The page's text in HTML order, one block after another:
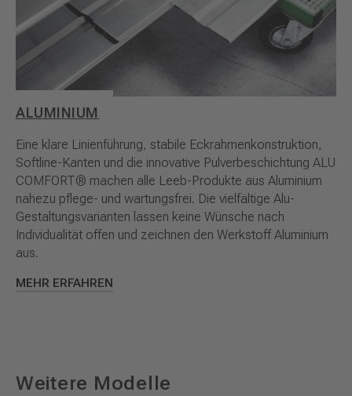
ALUMINIUM
Eine klare Linienführung, stabile Eckrahmenkonstruktion,
Softline-Kanten und die innovative Pulverbeschichtung ALU
COMFORT® machen alle Leeb-Produkte aus Aluminium
nahezu pflege- und wartungsfrei. Die vielfältige Alu-
Gestaltungsvarianten lassen keine Wünsche nach
Individualität offen und zeichnen den Werkstoff Aluminium
aus.
MEHR ERFAHREN
Weitere Modelle